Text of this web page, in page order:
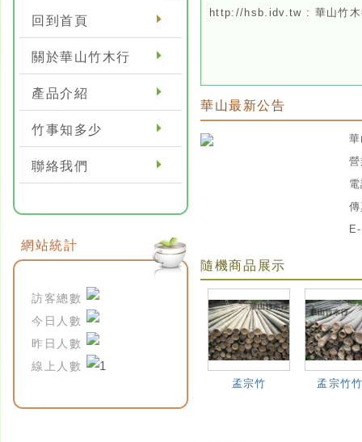
回到首頁
關於華山竹木行
產品介紹
竹事知多少
聯絡我們
網站統計
訪客總數
今日人數
昨日人數
線上人數
http://hsb.idv.tw : 華山竹
華山最新公告
隨機商品展示
孟宗竹 孟宗竹